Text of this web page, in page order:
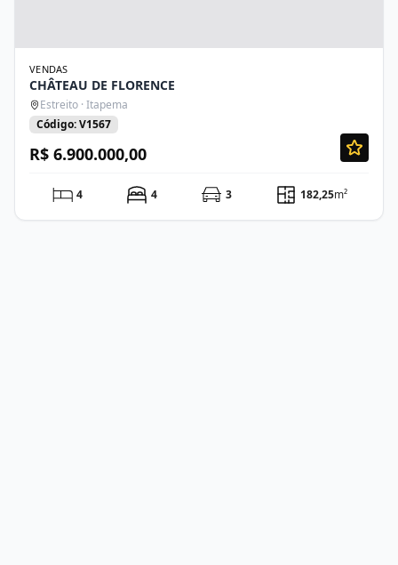
VENDAS
CHÂTEAU DE FLORENCE
Estreito · Itapema
Código: V1567
R$ 6.900.000,00
4 4 3 182,25m²